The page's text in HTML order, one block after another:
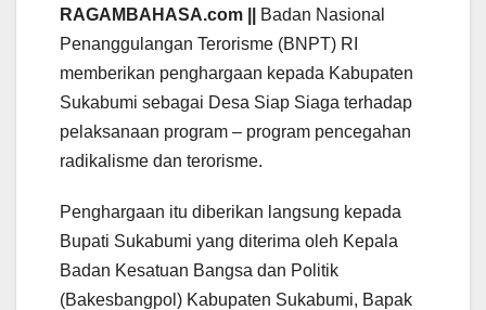
RAGAMBAHASA.com ||
Badan Nasional
Penanggulangan Terorisme (BNPT) RI
memberikan penghargaan kepada Kabupaten
Sukabumi sebagai Desa Siap Siaga terhadap
pelaksanaan program – program pencegahan
radikalisme dan terorisme.
Penghargaan itu diberikan langsung kepada
Bupati Sukabumi yang diterima oleh Kepala
Badan Kesatuan Bangsa dan Politik
(Bakesbangpol) Kabupaten Sukabumi, Bapak